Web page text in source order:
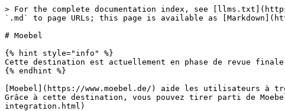
> For the complete documentation index, see
`.md` to page URLs; this page is available as
# Moebel
{% hint style="info" %}
Cette destination est actuellement en phase de revue
{% endhint %}
[Moebel](https://www.moebel.de/) aide les utilisateurs à
Grâce à cette destination, vous pouvez tirer parti de
integration.html)